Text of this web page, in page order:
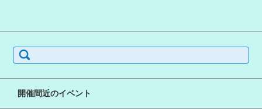
索:
開催間近のイベント